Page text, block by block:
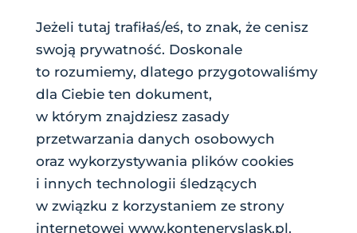
Jeżeli tutaj trafiłaś/eś, to znak, że cenisz
swoją prywatność. Doskonale
to rozumiemy, dlatego przygotowaliśmy
dla Ciebie ten dokument,
w którym znajdziesz zasady
przetwarzania danych osobowych
oraz wykorzystywania plików cookies
i innych technologii śledzących
w związku z korzystaniem ze strony
internetowej www.konteneryslask.pl.